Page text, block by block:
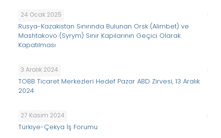
24 Ocak 2025
Rusya-Kazakistan Sınırında Bulunan Orsk (Alimbet) ve
Mashtakovo (Syrym) Sınır Kapılarının Geçici Olarak
Kapatılması
3 Aralık 2024
TOBB Ticaret Merkezleri Hedef Pazar ABD Zirvesi, 13 Aralık
2024
27 Kasım 2024
Türkiye-Çekya İş Forumu